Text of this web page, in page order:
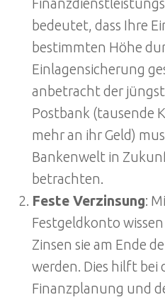
bedeutet, dass Ihre
bestimmten Höhe
Einlagensicherung
anbetracht der
Postbank (tausende
mehr an ihr Geld)
Bankenwelt in
betrachten.
Feste Verzinsung:
Festgeldkonto
Zinsen sie am Ende
werden. Dies hilft bei
Finanzplanung und